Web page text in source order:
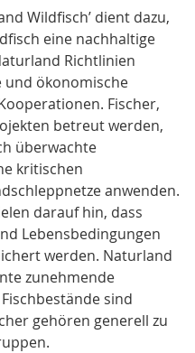
Wildfisch’ dient dazu,
eine nachhaltige
Richtlinien
und ökonomische
Fischer,
betreut werden,
überwachte
kritischen
anwenden.
darauf hin, dass
Lebensbedingungen
werden. Naturland
zunehmende
sind
gehören generell zu